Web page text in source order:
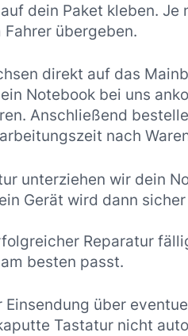
dein Paket kleben.
übergeben.
direkt auf das
Notebook bei uns
Anschließend
nach
unterziehen wir dein
Gerät wird dann
Reparatur
besten passt.
über
Tastatur nicht